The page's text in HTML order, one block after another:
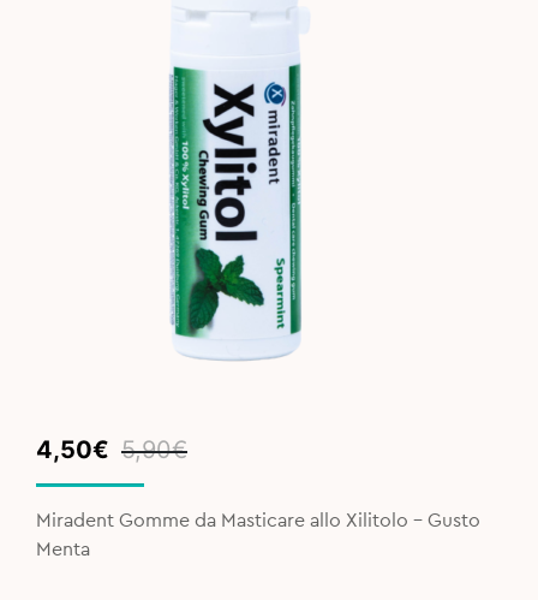
5,90€
Original
price
was:
5,90€.
4,50€
Current
price
is:
4,50€.
Miradent Gomme da Masticare allo Xilitolo - Gusto
Menta